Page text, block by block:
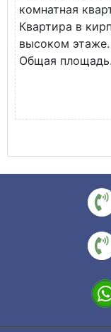
комнатная
Квартира в
высоком этаже.
Общая